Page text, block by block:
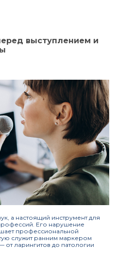
выступлением и
а настоящий инструмент для
Его нарушение
профессиональной
служит ранним маркером
от ларингитов до патологии